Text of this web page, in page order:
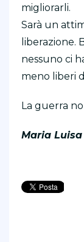
migliorarli.
Sarà un
liberazione.
nessuno ci
meno liberi
La guerra
Maria